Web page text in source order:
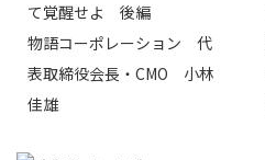
て覚醒せよ 後編
物語コーポレーション 代
表取締役会長・CMO 小林
佳雄